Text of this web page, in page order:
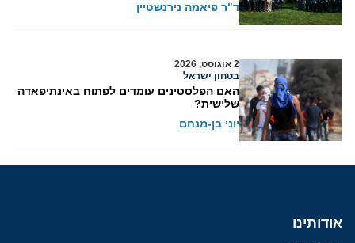
ד"ר פיאמה נירנשטיין
2 אוגוסט, 2026
בטחון ישראל
האם הפלסטינים עומדים לפתוח באינתיפאדה
שלישית?
יוני בן-מנחם
אודותינו